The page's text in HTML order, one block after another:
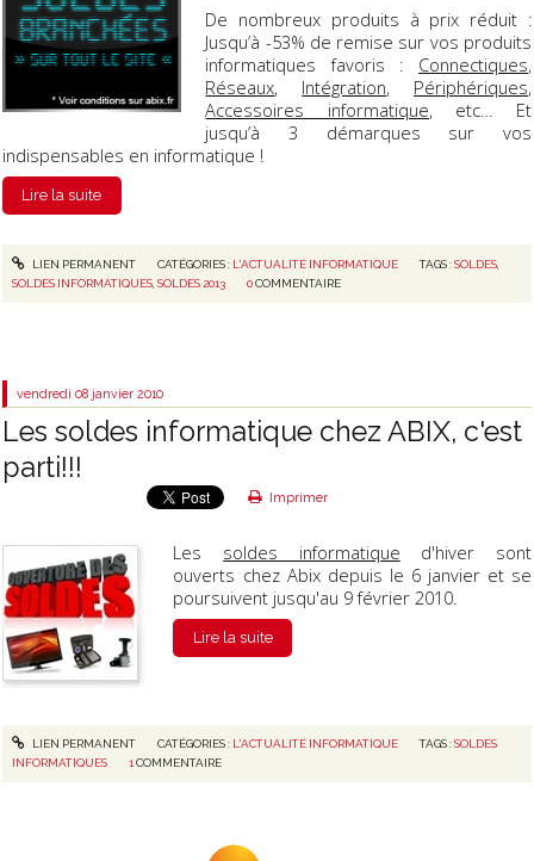
De nombreux produits à prix réduit :
Jusqu’à -53% de remise sur vos produits
informatiques favoris : Connectiques,
Réseaux, Intégration, Périphériques,
Accessoires informatique, etc… Et
jusqu’à 3 démarques sur vos
indispensables en informatique !
Lire la suite
LIEN PERMANENT CATÉGORIES : L'ACTUALITÉ INFORMATIQUE TAGS :SOLDES
SOLDES INFORMATIQUES ,SOLDES 2013 0 COMMENTAIRE
vendredi 08 janvier 2010
Les soldes informatique chez ABIX, c'est
parti!!!
Imprimer
Les soldes informatique d'hiver sont
ouverts chez Abix depuis le 6 janvier et se
poursuivent jusqu'au 9 février 2010.
Lire la suite
LIEN PERMANENT CATÉGORIES : L'ACTUALITÉ INFORMATIQUE TAGS :SOLDES
INFORMATIQUES
1 COMMENTAIRE